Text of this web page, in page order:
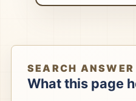
SEARCH ANSWER
What this page